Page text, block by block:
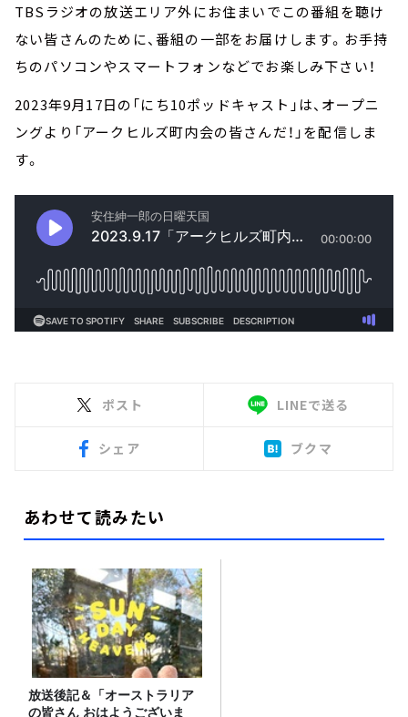
TBSラジオの放送エリア外にお住まいでこの番組を聴け
ない皆さんのために、番組の一部をお届けします。お手持
ちのパソコンやスマートフォンなどでお楽しみ下さい！
2023年9月17日の「にち10ポッドキャスト」は、オープニ
ングより「アークヒルズ町内会の皆さんだ！」を配信しま
す。
ポスト LINEで送る
シェア ブクマ
あわせて読みたい
放送後記＆「オーストラリア
の皆さん おはようございま